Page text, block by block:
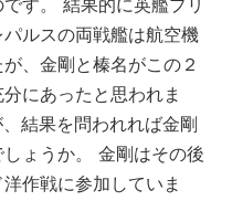
す。 結果的に英艦プリ
ルスの両戦艦は航空機
、金剛と榛名がこの２
にあったと思われま
結果を問われれば金剛
ょうか。 金剛はその後
作戦に参加していま